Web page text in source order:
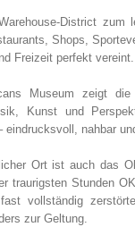
District zum
Shops,
Freizeit perfekt vereint.
Museum zeigt
Kunst und
eindrucksvoll, nahbar
Ort ist auch das
traurigsten Stunden
vollständig
zur Geltung.